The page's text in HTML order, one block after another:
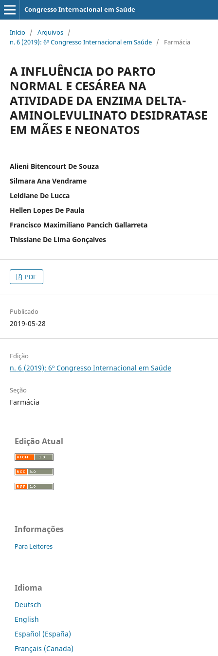
Congresso Internacional em Saúde
Início / Arquivos /
n. 6 (2019): 6º Congresso Internacional em Saúde / Farmácia
A INFLUÊNCIA DO PARTO
NORMAL E CESÁREA NA
ATIVIDADE DA ENZIMA DELTA-
AMINOLEVULINATO DESIDRATASE
EM MÃES E NEONATOS
Alieni Bitencourt De Souza
Silmara Ana Vendrame
Leidiane De Lucca
Hellen Lopes De Paula
Francisco Maximiliano Pancich Gallarreta
Thissiane De Lima Gonçalves
PDF
Publicado
2019-05-28
Edição
n. 6 (2019): 6º Congresso Internacional em Saúde
Seção
Farmácia
Edição Atual
Informações
Para Leitores
Idioma
Deutsch
English
Español (España)
Français (Canada)